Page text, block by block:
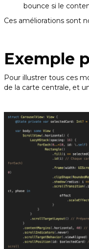
bounce si le
Ces améliorations sont
Exemple
Pour illustrer tous ces
de la carte centrale, et